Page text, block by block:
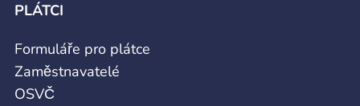
PLÁTCI
Formuláře pro plátce
Zaměstnavatelé
OSVČ